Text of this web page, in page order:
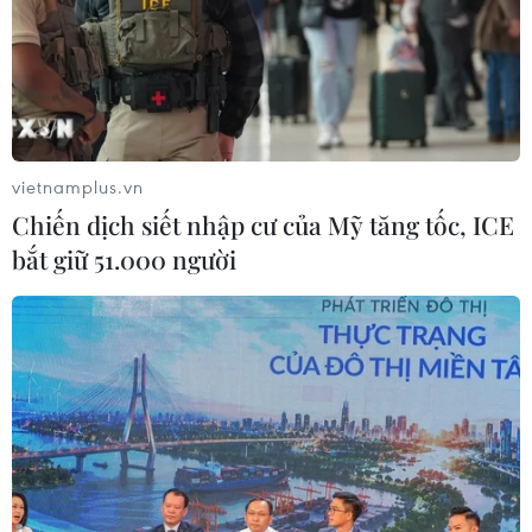
Bún quậy Phú Quốc: Khi hương vị
biển cả được "quậy" theo cách của
riêng bạn
29/07/2026 06:54
Đầu bếp Việt lan tỏa giá trị ẩm thực
trên đấu trường quốc tế với 37 huy
chương
27/07/2026 03:46
Huế được vinh danh điểm đến ẩm
thực truyền thống độc đáo nhất châu
Á
25/07/2026 02:32
vietnamplus.vn
Chiến dịch siết nhập cư của Mỹ tăng tốc, ICE
bắt giữ 51.000 người